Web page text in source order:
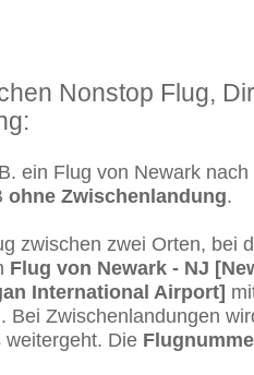
Nonstop Flug,
ein Flug von Newark
ohne Zwischenlandung.
zwischen zwei Orten, bei
Flug von Newark - NJ
International Airport]
Bei Zwischenlandungen
weitergeht. Die